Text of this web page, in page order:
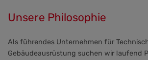
Unsere Philosophie
Als führendes Unternehmen für
Gebäudeausrüstung suchen wir laufend